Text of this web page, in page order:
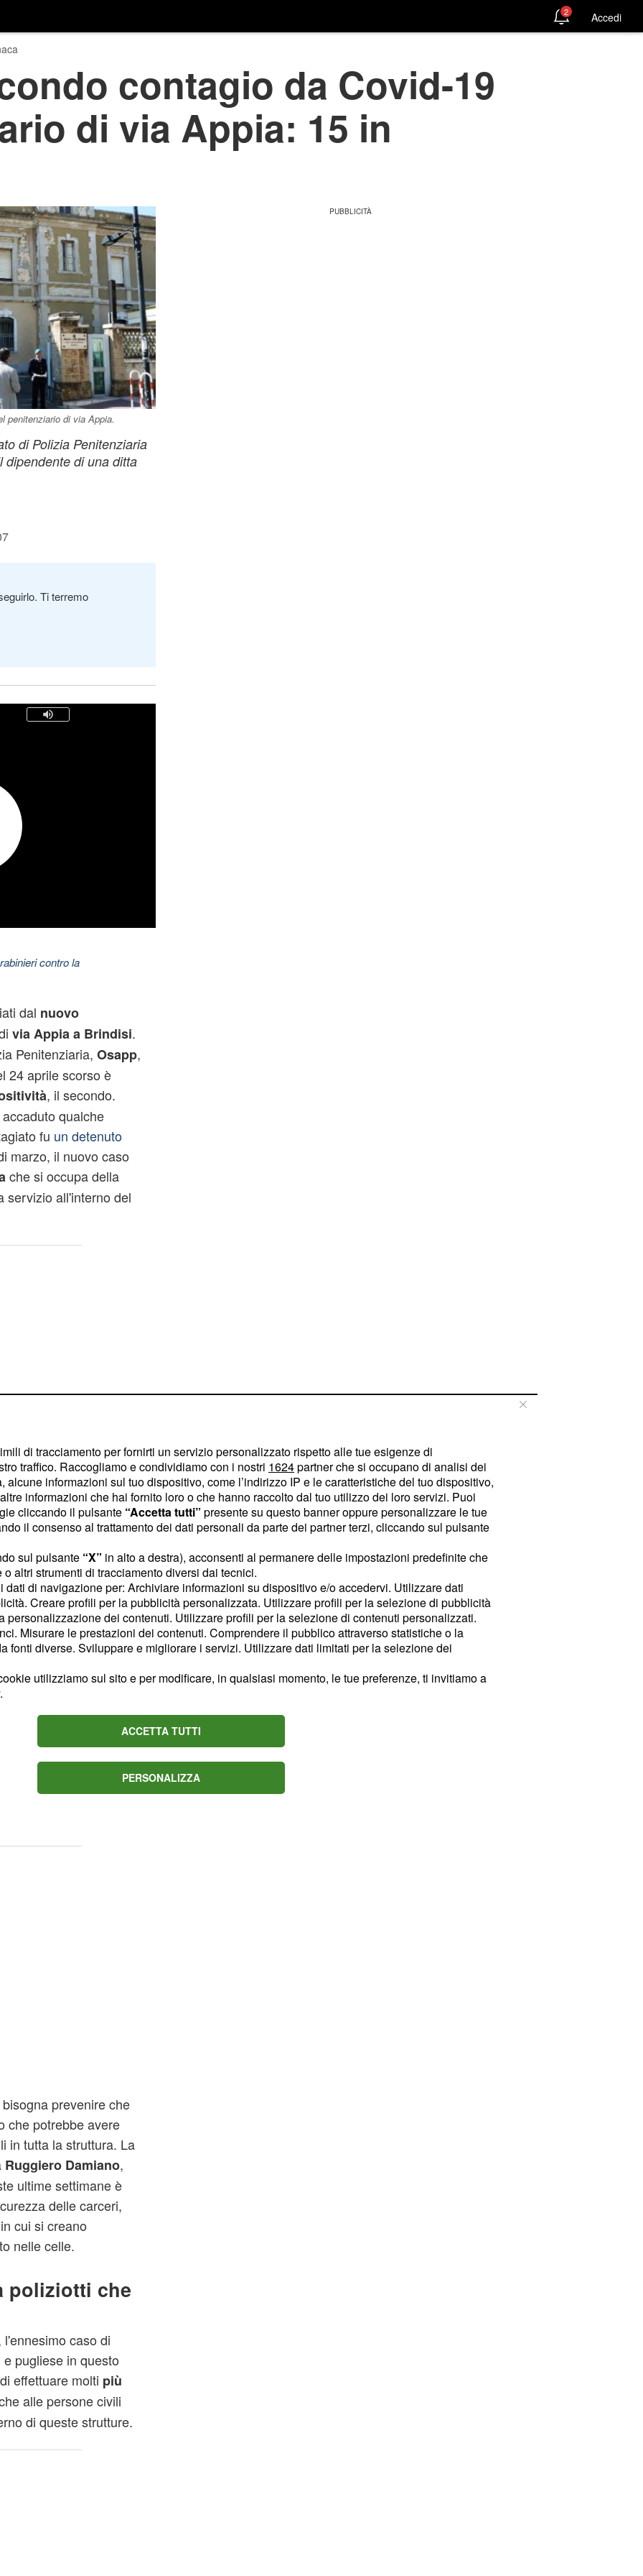
2 Accedi
contagio da Covid-19
di via Appia: 15 in
penitenziario di via Appia.
di Polizia Penitenziaria
dipendente di una ditta
Ti terremo
contro la
dal nuovo
via Appia a Brindisi.
Penitenziaria, Osapp,
24 aprile scorso è
, il secondo.
qualche
fu un detenuto
marzo, il nuovo caso
che si occupa della
servizio all'interno del
non sono state
ha avviato tutte le
avvisato subito le
finite in
lavorano all'interno
ultimi sono stati
e posti
contatti molto stretti
coinvolti nella
domiciliare
prevenire che
che potrebbe avere
in tutta la struttura. La
Ruggiero Damiano,
ultime settimane è
delle carceri,
cui si creano
nelle celle.
poliziotti che
caso di
pugliese in questo
effettuare molti più
alle persone civili
di queste strutture.
di tracciamento per fornirti un servizio personalizzato rispetto alle tue esigenze di
traffico. Raccogliamo e condividiamo con i nostri 1624partner che si occupano di analisi dei
informazioni sul tuo dispositivo, come l’indirizzo IP e le caratteristiche del tuo dispositivo,
informazioni che hai fornito loro o che hanno raccolto dal tuo utilizzo dei loro servizi. Puoi
cliccando il pulsante “Accetta tutti” presente su questo banner oppure personalizzare le tue
il consenso al trattamento dei dati personali da parte dei partner terzi, cliccando sul pulsante
sul pulsante “X” in alto a destra), acconsenti al permanere delle impostazioni predefinite che
altri strumenti di tracciamento diversi dai tecnici.
dati di navigazione per: Archiviare informazioni su dispositivo e/o accedervi. Utilizzare dati
Creare profili per la pubblicità personalizzata. Utilizzare profili per la selezione di pubblicità
personalizzazione dei contenuti. Utilizzare profili per la selezione di contenuti personalizzati.
Misurare le prestazioni dei contenuti. Comprendere il pubblico attraverso statistiche o la
fonti diverse. Sviluppare e migliorare i servizi. Utilizzare dati limitati per la selezione dei
utilizziamo sul sito e per modificare, in qualsiasi momento, le tue preferenze, ti invitiamo a
.
ACCETTA TUTTI
PERSONALIZZA